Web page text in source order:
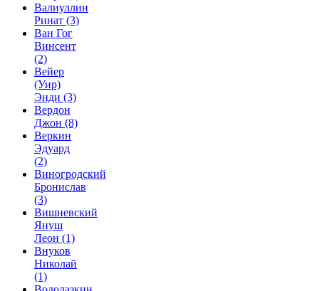
Валиуллин
Ринат (3)
Ван Гог
Винсент
(2)
Вейер
(Уир)
Энди (3)
Вердон
Джон (8)
Веркин
Эдуард
(2)
Виногродский
Бронислав
(3)
Вишневский
Януш
Леон (1)
Внуков
Николай
(1)